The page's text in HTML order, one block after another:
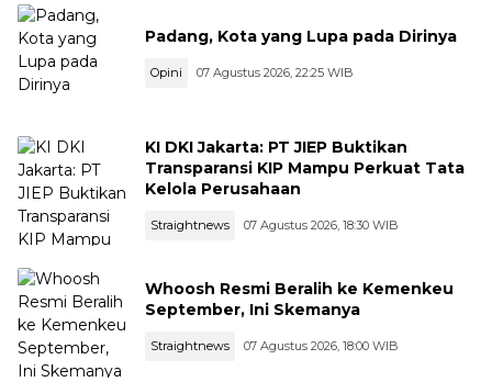
Padang, Kota yang Lupa pada Dirinya
Opini 07 Agustus 2026, 22:25 WIB
KI DKI Jakarta: PT JIEP Buktikan
Transparansi KIP Mampu Perkuat Tata
Kelola Perusahaan
Straightnews 07 Agustus 2026, 18:30 WIB
Whoosh Resmi Beralih ke Kemenkeu
September, Ini Skemanya
Straightnews 07 Agustus 2026, 18:00 WIB